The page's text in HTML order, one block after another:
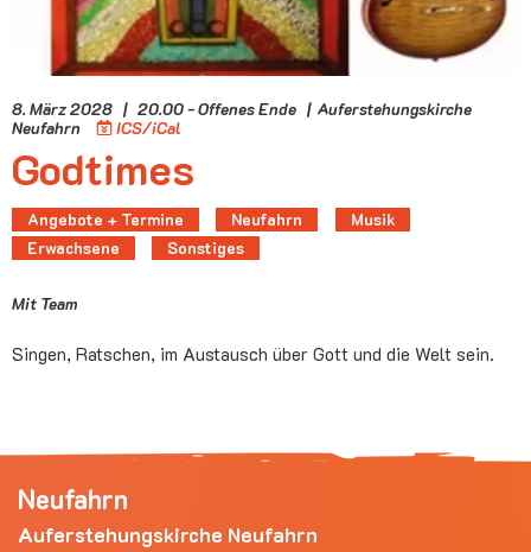
8. März 2028 | 20.00 - Offenes Ende | Auferstehungskirche
Neufahrn
ICS/iCal
Godtimes
Angebote + Termine Neufahrn
Musik
Erwachsene
Sonstiges
Mit Team
Singen, Ratschen, im Austausch über Gott und die Welt sein.
Neufahrn
Auferstehungskirche Neufahrn